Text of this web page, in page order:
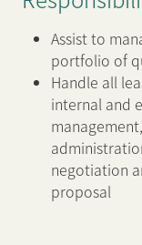
联络我们 网
Assist to
portfolio of
Handle all
internal and
negotiation
proposal